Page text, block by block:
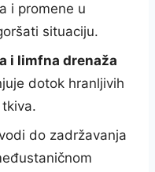
i promene u
situaciju.
i limfna drenaža
dotok hranljivih
do zadržavanja